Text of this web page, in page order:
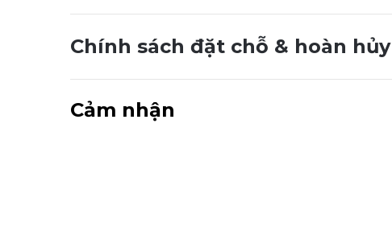
Chính sách đặt chỗ & hoàn hủy
Cảm nhận